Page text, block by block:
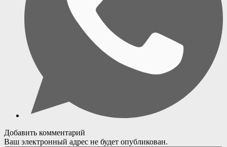
Добавить комментарий
Ваш электронный адрес не будет опубликован.